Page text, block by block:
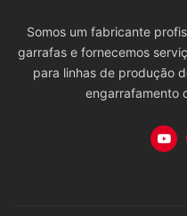
Somos um fabricante
garrafas e fornecemos
para linhas de produção
engarrafamento